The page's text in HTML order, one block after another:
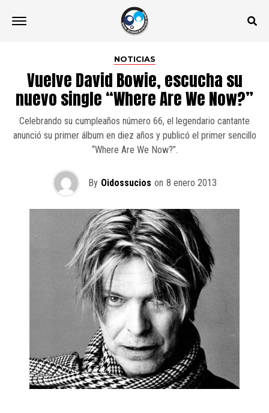
NOTICIAS
Vuelve David Bowie, escucha su
nuevo single “Where Are We Now?”
Celebrando su cumpleaños número 66, el legendario cantante
anunció su primer álbum en diez años y publicó el primer sencillo
“Where Are We Now?”.
By Oidossucios on 8 enero 2013